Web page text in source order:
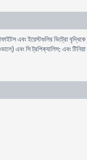
এবং ইয়েস্টগুলির ভিট্রো
সি ট্রপিক্যালিস; এবং টিনিয়া